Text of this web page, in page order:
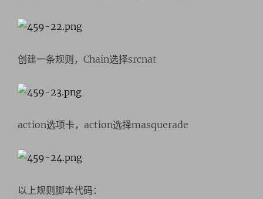
创建一条规则，Chain选择srcnat
action选项卡，action选择masquerade
以上规则脚本代码：